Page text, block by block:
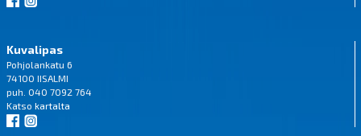
Kuvalipas
Pohjolankatu 6
74100 IISALMI
puh. 040 7092 764
Katso kartalta